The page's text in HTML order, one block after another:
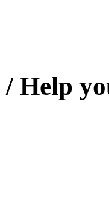
/ Help